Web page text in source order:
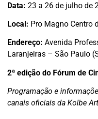
Data: 23 a 26 de julho de
Local: Pro Magno Centro
Endereço: Avenida
Laranjeiras – São Paulo
2ª edição do Fórum de
Programação e
canais oficiais da Kolbe